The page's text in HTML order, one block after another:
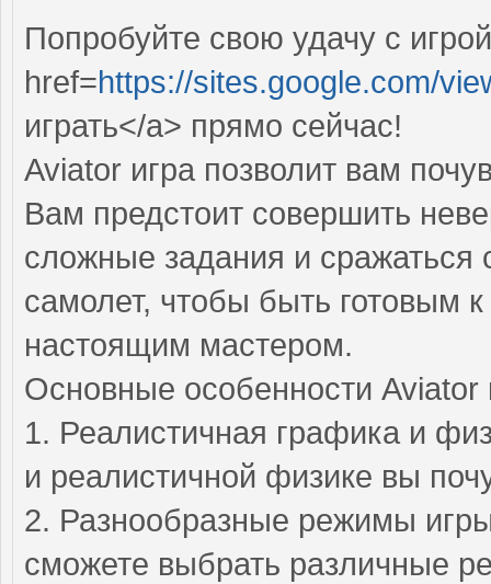
Попробуйте свою удачу с
href=https://sites.google.com/
играть</a> прямо сейчас!
Aviator игра позволит вам
Вам предстоит совершить
сложные задания и сражаться
самолет, чтобы быть готовым
настоящим мастером.
Основные особенности Aviator
1. Реалистичная графика и
и реалистичной физике вы
2. Разнообразные режимы
сможете выбрать различные